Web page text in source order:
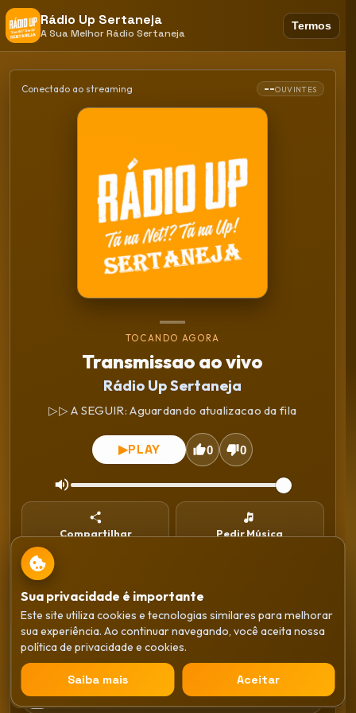
Rádio Up Sertaneja
A Sua Melhor Rádio Sertaneja
Termos
Conectado ao streaming --OUVINTES
TOCANDO AGORA
Transmissao ao vivo
Rádio Up Sertaneja
▷▷ A SEGUIR: Aguardando atualizacao da fila
▶PLAY 0 0
Compartilhar Pedir Música
Gêneros
Sertaneja
Anos 80
Sua privacidade é importante
Este site utiliza cookies e tecnologias similares para melhorar
sua experiência. Ao continuar navegando, você aceita nossa
política de privacidade e cookies.
Saiba mais Aceitar
Transmissao ao vivo
Rádio Up Sertaneja
▶PLAY
×